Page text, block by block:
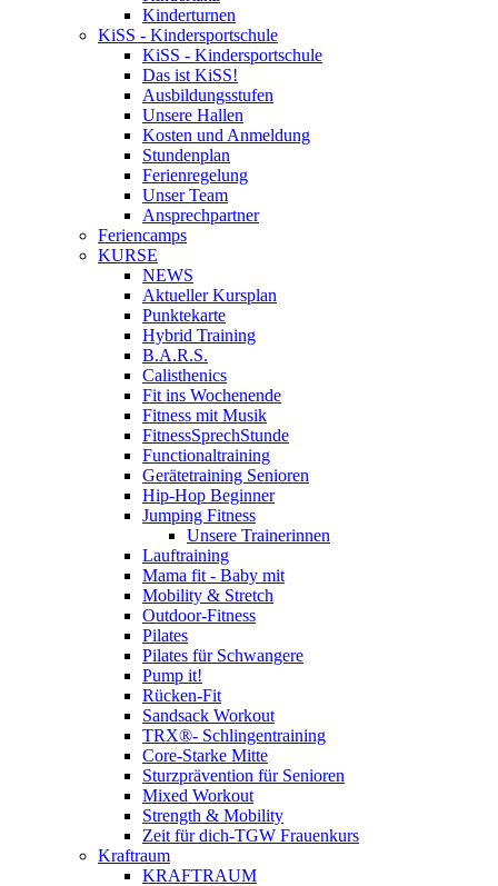
Kinderturnen
KiSS - Kindersportschule
KiSS - Kindersportschule
Das ist KiSS!
Ausbildungsstufen
Unsere Hallen
Kosten und Anmeldung
Stundenplan
Ferienregelung
Unser Team
Ansprechpartner
Feriencamps
KURSE
NEWS
Aktueller Kursplan
Punktekarte
Hybrid Training
B.A.R.S.
Calisthenics
Fit ins Wochenende
Fitness mit Musik
FitnessSprechStunde
Functionaltraining
Gerätetraining Senioren
Hip-Hop Beginner
Jumping Fitness
Unsere Trainerinnen
Lauftraining
Mama fit - Baby mit
Mobility & Stretch
Outdoor-Fitness
Pilates
Pilates für Schwangere
Pump it!
Rücken-Fit
Sandsack Workout
TRX®- Schlingentraining
Core-Starke Mitte
Sturzprävention für Senioren
Mixed Workout
Strength & Mobility
Zeit für dich-TGW Frauenkurs
Kraftraum
KRAFTRAUM